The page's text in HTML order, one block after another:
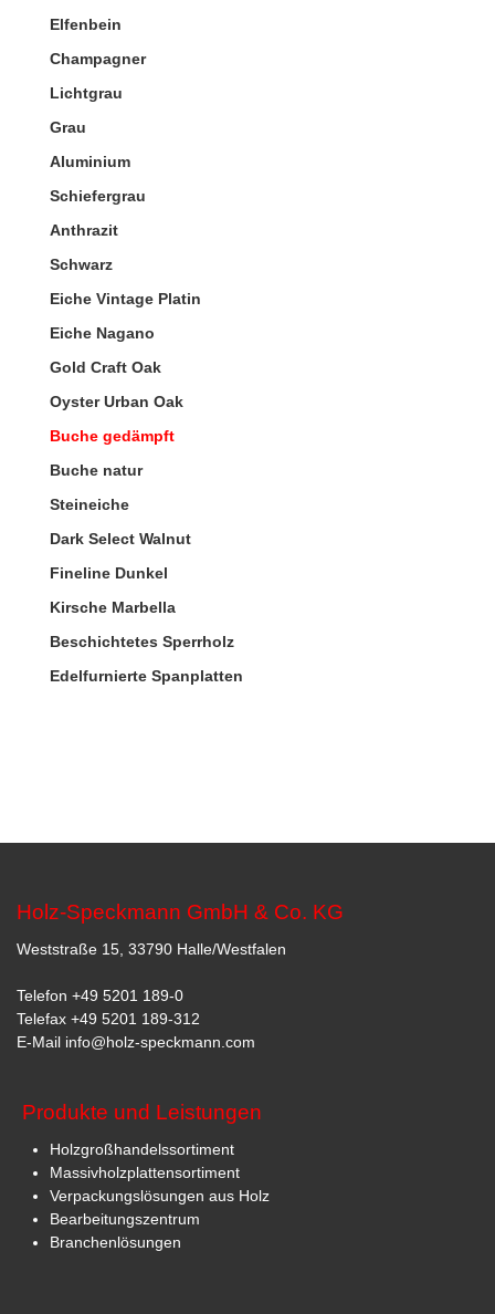
Elfenbein
Champagner
Lichtgrau
Grau
Aluminium
Schiefergrau
Anthrazit
Schwarz
Eiche Vintage Platin
Eiche Nagano
Gold Craft Oak
Oyster Urban Oak
Buche gedämpft
Buche natur
Steineiche
Dark Select Walnut
Fineline Dunkel
Kirsche Marbella
Beschichtetes Sperrholz
Edelfurnierte Spanplatten
Holz-Speckmann GmbH & Co. KG
Weststraße 15, 33790 Halle/Westfalen
Telefon +49 5201 189-0
Telefax +49 5201 189-312
E-Mail info@holz-speckmann.com
Produkte und Leistungen
Holzgroßhandelssortiment
Massivholzplattensortiment
Verpackungslösungen aus Holz
Bearbeitungszentrum
Branchenlösungen